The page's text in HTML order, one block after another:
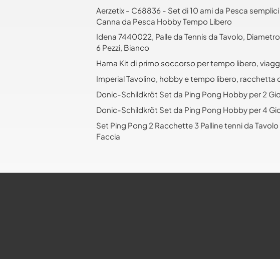
Aerzetix - C68836 - Set di 10 ami da Pesca
Canna da Pesca Hobby Tempo Libero
Idena 7440022, Palle da Tennis da Tavolo,
6 Pezzi, Bianco
Hama Kit di primo soccorso per tempo libero, viaggi
Imperial Tavolino, hobby e tempo libero, racchetta
Donic-Schildkröt Set da Ping Pong Hobby per 2
Donic-Schildkröt Set da Ping Pong Hobby per 4
Set Ping Pong 2 Racchette 3 Palline tenni da
Faccia